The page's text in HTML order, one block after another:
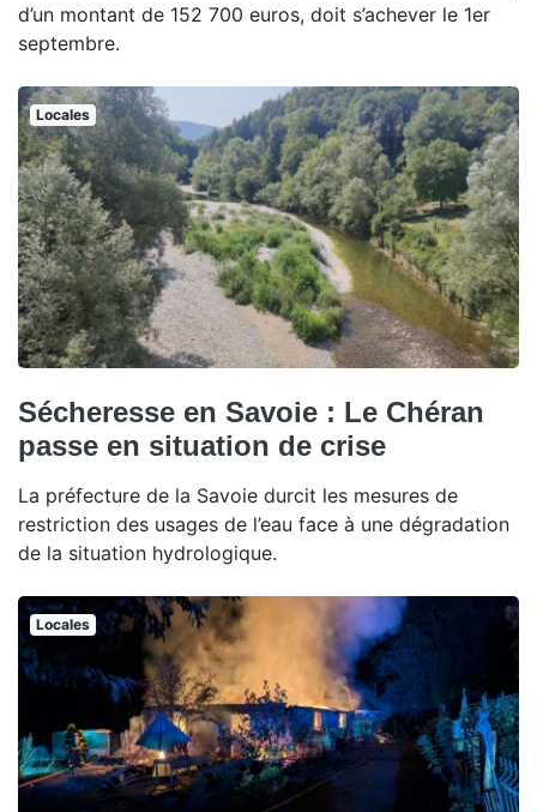
d’un montant de 152 700 euros, doit s’achever le 1er
septembre.
Locales
Sécheresse en Savoie : Le Chéran
passe en situation de crise
La préfecture de la Savoie durcit les mesures de
restriction des usages de l’eau face à une dégradation
de la situation hydrologique.
Locales